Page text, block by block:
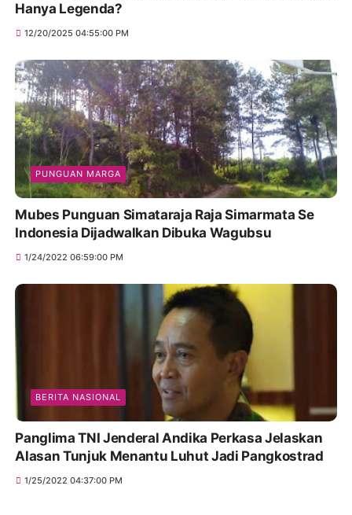
Hanya Legenda?
12/20/2025 04:55:00 PM
PUNGUAN MARGA
Mubes Punguan Simataraja Raja Simarmata Se
Indonesia Dijadwalkan Dibuka Wagubsu
1/24/2022 06:59:00 PM
BERITA NASIONAL
Panglima TNI Jenderal Andika Perkasa Jelaskan
Alasan Tunjuk Menantu Luhut Jadi Pangkostrad
1/25/2022 04:37:00 PM